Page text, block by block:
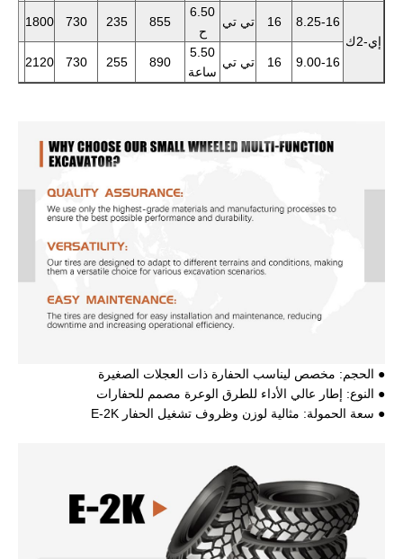
إي-2ك
8.25-16
16 تي تي
6.50
ح
855
235
730
1800
9.00-16
16 تي تي
5.50
ساعة
890
255
730
2120
● الحجم: مخصص ليناسب الحفارة ذات العجلات الصغيرة
● النوع: إطار عالي الأداء للطرق الوعرة مصمم للحفارات
● سعة الحمولة: مثالية لوزن وظروف تشغيل الحفار E-2K